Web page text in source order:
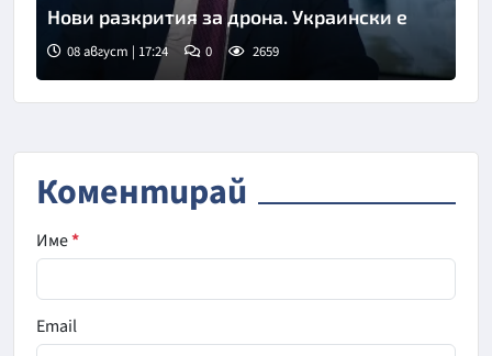
Нови разкрития за дрона. Украински е
08 август | 17:24 0 2659
Коментирай
Име*
Email